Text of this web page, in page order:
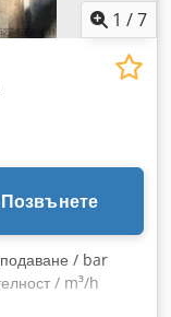
1 /7
Позвънете
/ bar
/ m³/h
Solo 18 с